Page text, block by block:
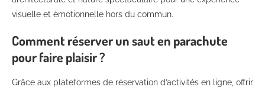
visuelle et émotionnelle hors du commun.
Comment réserver un saut en parachute
pour faire plaisir ?
Grâce aux plateformes de réservation d’activités en ligne, offrir